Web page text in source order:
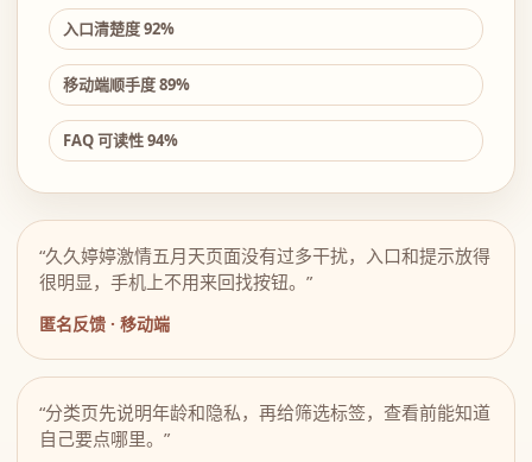
入口清楚度 92%
移动端顺手度 89%
FAQ 可读性 94%
“久久婷婷激情五月天页面没有过多干扰，入口和提示放得
很明显，手机上不用来回找按钮。”
匿名反馈 · 移动端
“分类页先说明年龄和隐私，再给筛选标签，查看前能知道
自己要点哪里。”